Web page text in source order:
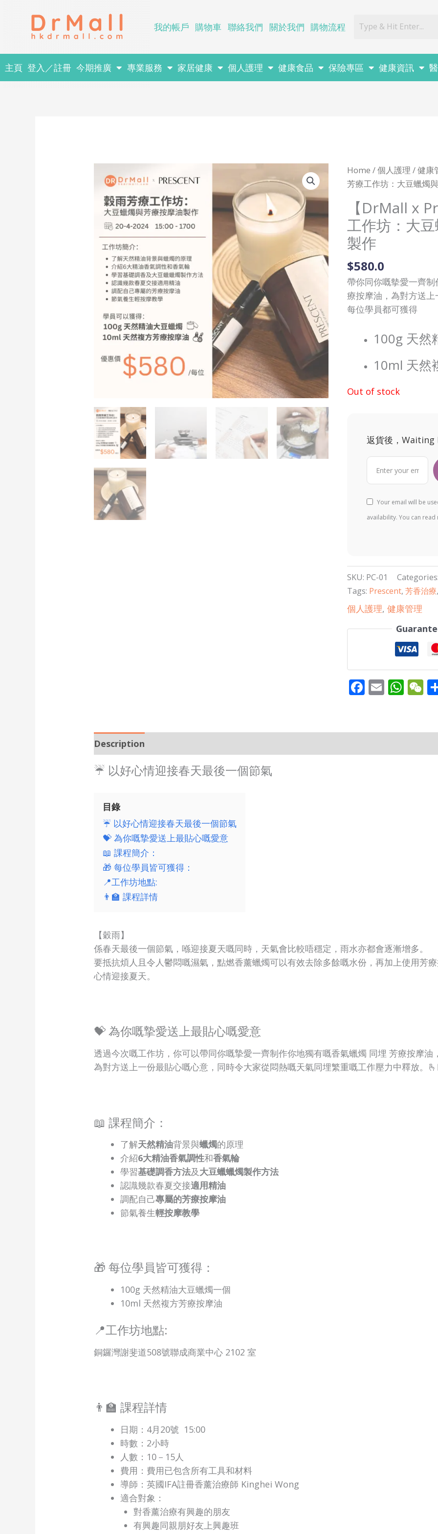
content
我的帳戶 購物車 聯絡我們 關於我們 購物流程
主頁 登入／註冊 今期推廣 專業服務 家居健康 個人護理 健康食品 保險專區 健康資訊
Home /個人護理 /健康
芳療工作坊：大豆蠟燭
【DrMall x
工作坊：大
製作
$580.0
帶你同你嘅摰愛一齊
療按摩油，為對方送
每位學員都可獲得
100g 天然
10ml 天然
Out of stock
返貨後，Waiting
Your email will be
availability. You can
SKU: PC-01
Tags: Prescent,芳香治療
個人護理,健康管理
Facebook
Email
Description
☔ 以好心情迎接春天最後一個節氣
目錄
☔ 以好心情迎接春天最後一個節氣
💝 為你嘅摯愛送上最貼心嘅愛意
📖 課程簡介：
🎁 每位學員皆可獲得：
📍工作坊地點:
👨‍🏫 課程詳情
【穀雨】
係春天最後一個節氣，喺迎接夏天嘅同時，天氣會比較唔穩定，雨水亦都會逐漸增多。
要抵抗煩人且令人鬱悶嘅濕氣，點燃香薰蠟燭可以有效去除多餘嘅水份，再加上使用芳
心情迎接夏天。
💝 為你嘅摯愛送上最貼心嘅愛意
透過今次嘅工作坊，你可以帶同你嘅摯愛一齊制作你地獨有嘅香氣蠟燭 同埋 芳療按摩油，
為對方送上一份最貼心嘅心意，同時令大家從悶熱嘅天氣同埋繁重嘅工作壓力中釋放。
📖 課程簡介：
了解天然精油背景與蠟燭的原理
介紹6大精油香氣調性和香氣輪
學習基礎調香方法及大豆蠟蠟燭製作方法
認識幾款春夏交接適用精油
調配自己專屬的芳療按摩油
節氣養生輕按摩教學
🎁 每位學員皆可獲得：
100g 天然精油大豆蠟燭一個
10ml 天然複方芳療按摩油
📍工作坊地點:
銅鑼灣謝斐道508號聯成商業中心 2102 室
👨‍🏫 課程詳情
日期：4月20號 15:00
時數：2小時
人數：10－15人
費用：費用已包含所有工具和材料
導師：英國IFA註冊香薰治療師 Kinghei Wong
適合對象：
對香薰治療有興趣的朋友
有興趣同親朋好友上興趣班